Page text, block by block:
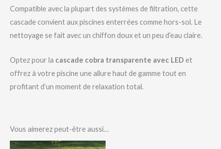
Compatible avec la plupart des systèmes de filtration, cette
cascade convient aux piscines enterrées comme hors-sol. Le
nettoyage se fait avec un chiffon doux et un peu d’eau claire.
Optez pour la cascade cobra transparente avec LED et
offrez à votre piscine une allure haut de gamme tout en
profitant d’un moment de relaxation total.
Vous aimerez peut-être aussi…